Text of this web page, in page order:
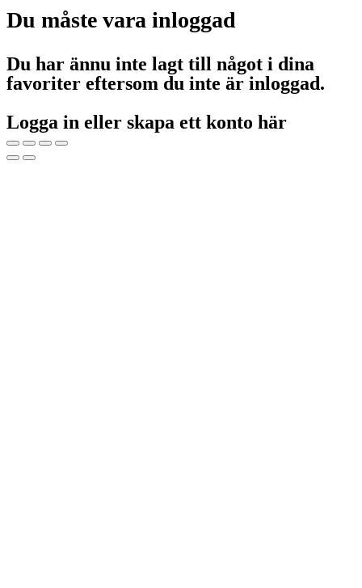
Du måste vara inloggad
Du har ännu inte lagt till något i dina
favoriter eftersom du inte är inloggad.
Logga in eller skapa ett konto här